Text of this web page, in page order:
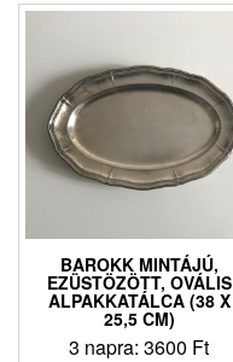
BAROKK MINTÁJÚ,
EZÜSTÖZÖTT, OVÁLIS
ALPAKKATÁLCA (38 X
25,5 CM)
3 napra:3600 Ft